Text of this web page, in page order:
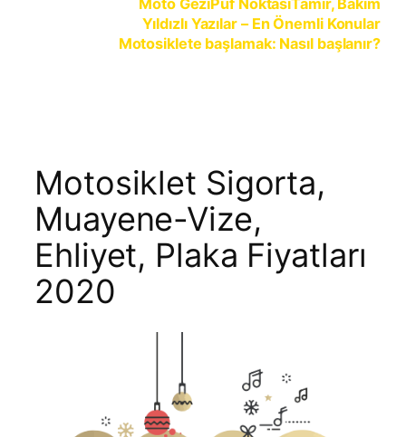
Moto GeziPüf NoktasıTamir, Bakım
Yıldızlı Yazılar – En Önemli Konular
Motosiklete başlamak: Nasıl başlanır?
Motosiklet Sigorta,
Muayene-Vize,
Ehliyet, Plaka Fiyatları
2020